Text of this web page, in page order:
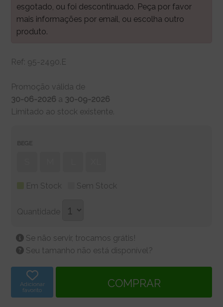
esgotado, ou foi descontinuado. Peça por favor
mais informações por email, ou escolha outro
produto.
Ref: 95-2490.E
Promoção válida de
30-06-2026 a 30-09-2026
Limitado ao stock existente.
BEGE
Em Stock Sem Stock
Quantidade
Se não servir, trocamos grátis!
Seu tamanho não está disponível?
Adicionar
favorito